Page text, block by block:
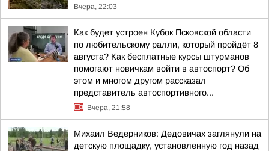
Вчера, 22:03
Как будет устроен Кубок Псковской области
по любительскому ралли, который пройдёт 8
августа? Как бесплатные курсы штурманов
помогают новичкам войти в автоспорт? Об
этом и многом другом рассказал
представитель автоспортивного...
Вчера, 21:58
Михаил Ведерников: Дедовичах заглянули на
детскую площадку, установленную год назад